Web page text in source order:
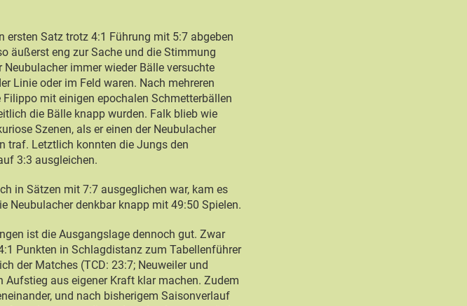
ersten Satz trotz 4:1 Führung mit 5:7 abgeben
äußerst eng zur Sache und die Stimmung
immer wieder Bälle versuchte
Linie oder im Feld waren. Nach mehreren
mit einigen epochalen Schmetterbällen
die Bälle knapp wurden. Falk blieb wie
Szenen, als er einen der Neubulacher
traf. Letztlich konnten die Jungs den
3:3 ausgleichen.
in Sätzen mit 7:7 ausgeglichen war, kam es
Neubulacher denkbar knapp mit 49:50 Spielen.
ist die Ausgangslage dennoch gut. Zwar
Punkten in Schlagdistanz zum Tabellenführer
der Matches (TCD: 23:7; Neuweiler und
Aufstieg aus eigener Kraft klar machen. Zudem
und nach bisherigem Saisonverlauf